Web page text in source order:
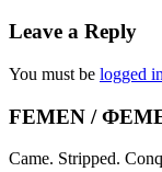
Leave a Reply
You must be logged in
FEMEN /
Came. Stripped.